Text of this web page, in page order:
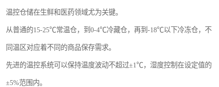
温控仓储在生鲜和医药领域尤为关键。
从普通的15-25℃常温仓，到0-4℃冷藏仓，再到-18℃以下冷冻仓，不
同温区对应着不同的商品保存需求。
先进的温控系统可以保持温度波动不超过±1℃，湿度控制在设定值的
±5%范围内。